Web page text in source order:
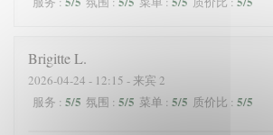
BrigitteL
2026-04-24 - 12:15 - 来宾 2
服务 : 5/5 氛围 : 5/5 菜单 : 5/5 质价比 : 5/5